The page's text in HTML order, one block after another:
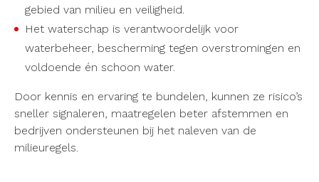
gebied van milieu en veiligheid.
Het waterschap is verantwoordelijk voor
waterbeheer, bescherming tegen overstromingen en
voldoende én schoon water.
Door kennis en ervaring te bundelen, kunnen ze risico’s
sneller signaleren, maatregelen beter afstemmen en
bedrijven ondersteunen bij het naleven van de
milieuregels.